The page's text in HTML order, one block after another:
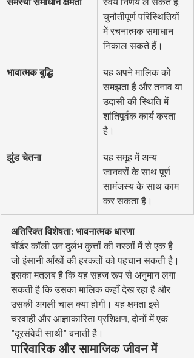
चुनौतीपूर्ण परिस्थितियों
में रचनात्मक समाधान
निकाल सकते हैं।
भावात्मक बुद्धि
यह अपने मालिक को
समझता है और तनाव या
उदासी की स्थिति में
शांतिपूर्वक कार्य करता
है।
झुंड चेतना
यह समूह में अन्य
जानवरों के साथ पूर्ण
सामंजस्य के साथ काम
कर सकता है।
अतिरिक्त विशेषता: भावनात्मक धारणा
बॉर्डर कॉली उन दुर्लभ कुत्तों की नस्लों में से एक है
जो इंसानी आँखों की हरकतों को पहचान सकती है।
इसका मतलब है कि यह सहज रूप से अनुमान लगा
सकती है कि उसका मालिक कहाँ देख रहा है और
उसकी अगली चाल क्या होगी। यह क्षमता इसे
चरवाही और आज्ञाकारिता प्रशिक्षण, दोनों में एक
"दूरसंवेदी साथी" बनाती है।
पारिवारिक और सामाजिक जीवन में